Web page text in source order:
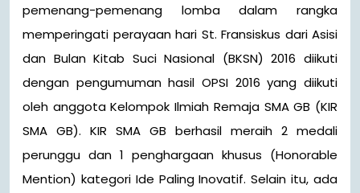
pemenang-pemenang lomba dalam rangka
memperingati perayaan hari St. Fransiskus dari Asisi
dan Bulan Kitab Suci Nasional (BKSN) 2016 diikuti
dengan pengumuman hasil OPSI 2016 yang diikuti
oleh anggota Kelompok Ilmiah Remaja SMA GB (KIR
SMA GB). KIR SMA GB berhasil meraih 2 medali
perunggu dan 1 penghargaan khusus (Honorable
Mention) kategori Ide Paling Inovatif. Selain itu, ada